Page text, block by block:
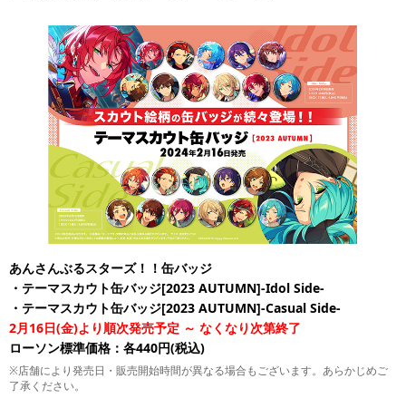
あんさんぶるスターズ！！缶バッジ
・テーマスカウト缶バッジ[2023 AUTUMN]-Idol Side-
・テーマスカウト缶バッジ[2023 AUTUMN]-Casual Side-
2月16日(金)より順次発売予定 ～ なくなり次第終了
ローソン標準価格：各440円(税込)
※店舗により発売日・販売開始時間が異なる場合もございます。あらかじめご
了承ください。